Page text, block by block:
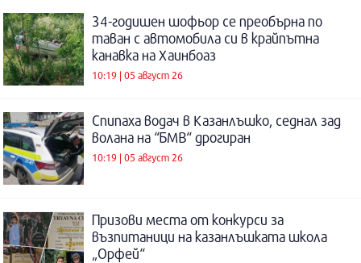
34-годишен шофьор се преобърна по
таван с автомобила си в крайпътна
канавка на Хаинбоаз
10:19 | 05 август 26
Спипаха водач в Казанлъшко, седнал зад
волана на “БМВ“ дрогиран
10:19 | 05 август 26
Призови места от конкурси за
възпитаници на казанлъшката школа
„Орфей“